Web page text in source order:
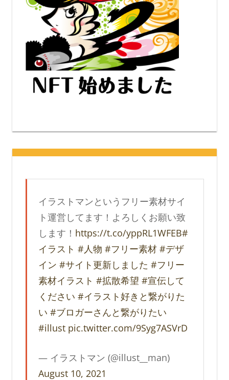
イラストマンというフリー素材サイ
ト運営してます！よろしくお願い致
します！ https://t.co/yppRL1WFEB#
イラスト #人物 #フリー素材 #デザ
イン #サイト更新しました #フリー
素材イラスト #拡散希望 #宣伝して
ください #イラスト好きと繋がりた
い #ブロガーさんと繋がりたい
#illust pic.twitter.com/9Syg7ASVrD
— イラストマン (@illust__man)
August 10, 2021